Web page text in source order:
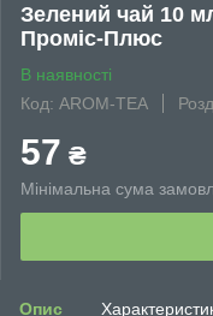
Зелений чай 10
Проміс-Плюс
В наявності
Код: AROM-TEA
57 ₴
Мінімальна сума
Опис